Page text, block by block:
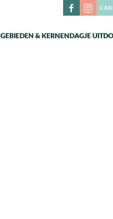
GEBIEDEN & KERNENDAGJE UIT